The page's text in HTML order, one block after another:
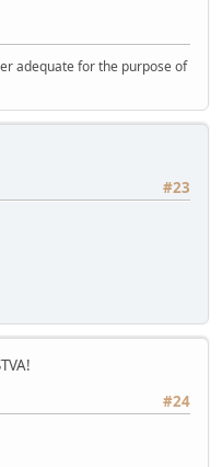
adequate for the purpose of
#23
#24